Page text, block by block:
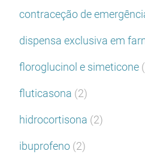
contraceção de
dispensa exclusiva em
floroglucinol e simeticone
fluticasona (2)
hidrocortisona (2)
ibuprofeno (2)